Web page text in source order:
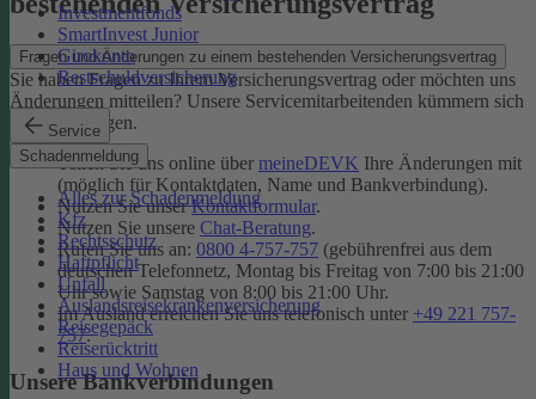
Investmentfonds
SmartInvest Junior
Girokonto
Restschuldversicherung
Service
Schadenmeldung
Alles zur Schadenmeldung
Kfz
Rechtsschutz
Haftpflicht
Unfall
Auslandsreisekrankenversicherung
Reisegepäck
Reiserücktritt
Haus und Wohnen
Fragen und Änderungen zu einem bestehenden Versicherungsvertrag
Sie haben Fragen zu Ihrem Versicherungsvertrag oder möchten uns
Änderungen mitteilen? Unsere Servicemitarbeitenden kümmern sich
um Ihr Anliegen.
Teilen Sie uns online über meineDEVK Ihre Änderungen mit
(möglich für Kontaktdaten, Name und Bankverbindung).
Nutzen Sie unserKontaktformular.
Nutzen Sie unsere Chat-Beratung.
Rufen Sie uns an: 0800 4-757-757 (gebührenfrei aus dem
deutschen Telefonnetz, Montag bis Freitag von 7:00 bis 21:00
Uhr sowie Samstag von 8:00 bis 21:00 Uhr.
Im Ausland erreichen Sie uns telefonisch unter +49 221 757-
757.
Unsere Bankverbindungen